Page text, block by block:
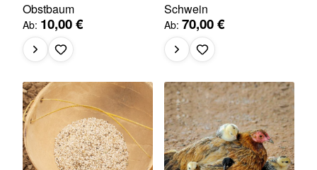
Obstbaum
Ab 10,00 €
Schwein
Ab 70,00 €